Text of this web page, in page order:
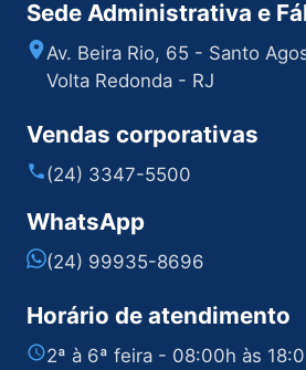
Sede Administrativa e
Av. Beira Rio, 65 - Santo
Volta Redonda - RJ
Vendas corporativas
(24) 3347-5500
WhatsApp
(24) 99935-8696
Horário de atendimento
2ª à 6ª feira - 08:00h às